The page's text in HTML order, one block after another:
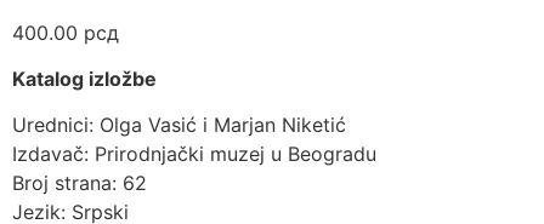
400.00 рсд
Katalog izložbe
Urednici: Olga Vasić i Marjan Niketić
Izdavač: Prirodnjački muzej u Beogradu
Broj strana: 62
Jezik: Srpski